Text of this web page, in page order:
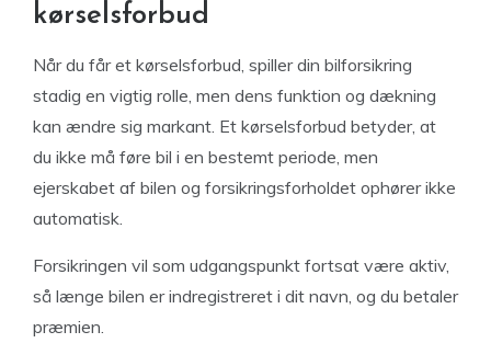
kørselsforbud
Når du får et kørselsforbud, spiller din bilforsikring
stadig en vigtig rolle, men dens funktion og dækning
kan ændre sig markant. Et kørselsforbud betyder, at
du ikke må føre bil i en bestemt periode, men
ejerskabet af bilen og forsikringsforholdet ophører ikke
automatisk.
Forsikringen vil som udgangspunkt fortsat være aktiv,
så længe bilen er indregistreret i dit navn, og du betaler
præmien.